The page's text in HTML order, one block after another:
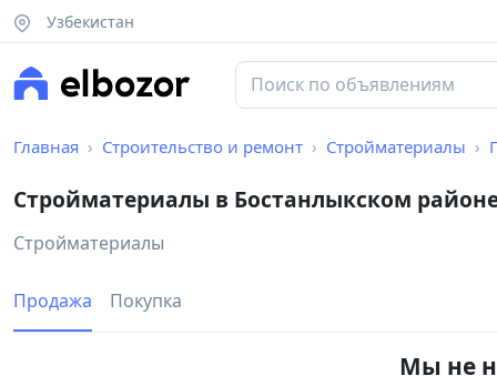
Узбекистан
Главная Строительство и ремонт Стройматериалы
Стройматериалы в Бостанлыкском
Стройматериалы
Продажа Покупка
Мы не